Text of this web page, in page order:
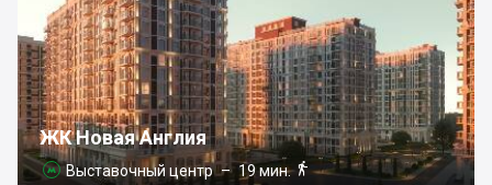
ЖК Новая Англия
 Выставочный центр– 19 мин.